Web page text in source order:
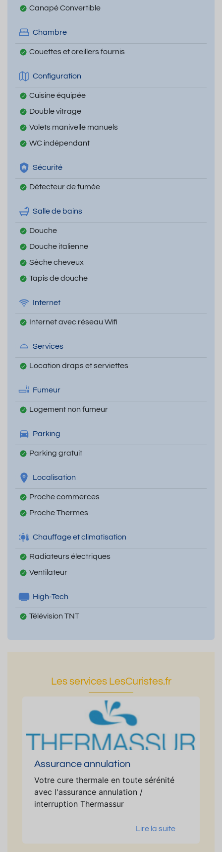
Canapé Convertible
Chambre
Couettes et oreillers fournis
Configuration
Cuisine équipée
Double vitrage
Volets manivelle manuels
WC indépendant
Sécurité
Détecteur de fumée
Salle de bains
Douche
Douche italienne
Sèche cheveux
Tapis de douche
Internet
Internet avec réseau Wifi
Services
Location draps et serviettes
Fumeur
Logement non fumeur
Parking
Parking gratuit
Localisation
Proche commerces
Proche Thermes
Chauffage et climatisation
Radiateurs électriques
Ventilateur
High-Tech
Télévision TNT
Les services LesCuristes.fr
Assurance annulation
Votre cure thermale en toute sérénité
avec l'assurance annulation /
interruption Thermassur
Lire la suite